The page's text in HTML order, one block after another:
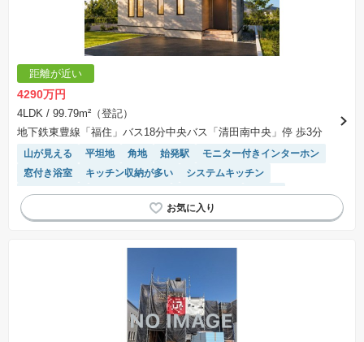
距離が近い
4290万円
4LDK / 99.79m²（登記）
地下鉄東豊線「福住」バス18分中央バス「清田南中央」停 歩3分
山が見える 平坦地 角地 始発駅
モニター付きインターホン
窓付き浴室
キッチン収納が多い
システムキッチン
高機能トイレ
フラット35適合 対面キッチン
床暖房
陽当り良好
接面道路の幅が６m以上
閑静な住宅地